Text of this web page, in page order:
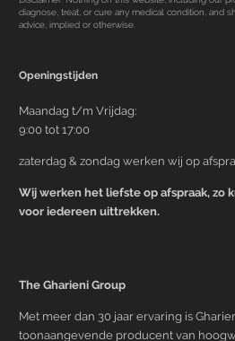
diagnose, treat, or cure any medical condition, and
advice, implied or otherwise.
Openingstijden
Maandag t/m Vrijdag:
9:00 tot 17:00
zaterdag & zondag werken wij op
Wij werken het liefste op afspraak, zo
voor iedereen uittrekken.
The Gharieni Group
Met meer dan 30 jaar ervaring is
toonaangevende producent van